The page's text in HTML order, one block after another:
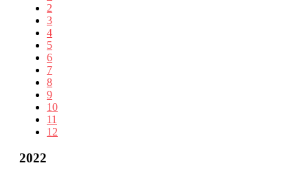
2
3
4
5
6
7
8
9
10
11
12
2022